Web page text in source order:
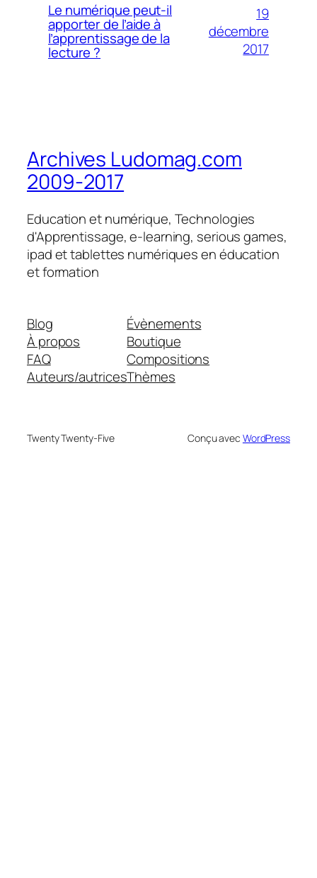
Le numérique peut-il
apporter de l’aide à
l’apprentissage de la
lecture ?
19
décembre
2017
Archives Ludomag.com
2009-2017
Education et numérique, Technologies
d'Apprentissage, e-learning, serious games,
ipad et tablettes numériques en éducation
et formation
Blog
À propos
FAQ
Auteurs/autrices
Évènements
Boutique
Compositions
Thèmes
Twenty Twenty-Five Conçu avec WordPress